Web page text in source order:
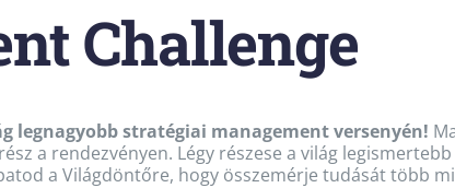
Challenge
legnagyobb stratégiai management versenyén!
a rendezvényen. Légy részese a világ
a Világdöntőre, hogy összemérje tudását több